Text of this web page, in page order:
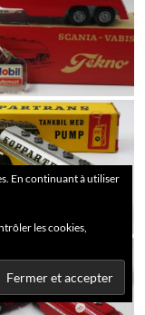
En continuant à utiliser
les cookies,